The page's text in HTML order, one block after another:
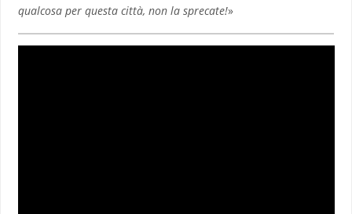
qualcosa per questa città, non la sprecate!»